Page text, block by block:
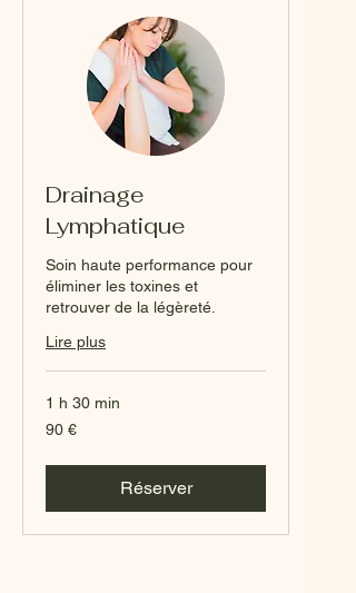
Drainage
Lymphatique
Soin haute performance pour
éliminer les toxines et
retrouver de la légèreté.
Lire plus
1 h 30 min
90
euros
90 €
Réserver